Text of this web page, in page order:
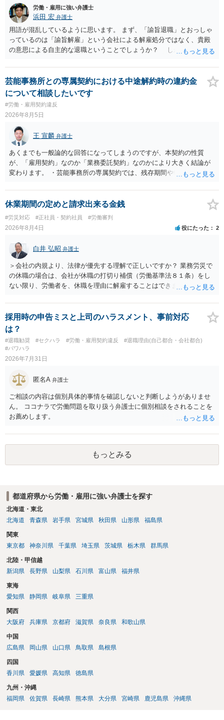
方がいれば一緒に相談してみるといいでしょう。
労働・雇用に強い弁護士
浜田 宏 弁護士
用語が混乱しているように思います。 まず、「諭旨退職」とおっしゃ
っているのは「諭旨解雇」という会社による解雇処分ではなく、貴殿
の意思による自主的な退職ということでしょうか？ しかし、記載さ
す。 その場合、解雇には客観的で合理的な理由が必要であり、かつ
解雇という処分が社会通念上相当と認められない限り、解雇は無効で
す。 結局、貴殿のネット炎上の内容や原因、勤務先に与えた影響な
どを具体的に検討しなければ、何とも申し上げることができません。
また、育児休業法関係の問題もあるかもしれません。 ある程度労働
法に関する専門的な知識が必要な事案ですので、一度、お近くの弁護
士にご相談下さい。
芸能事務所との専属契約における中途解約時の違約金
について相談したいです
#労働・雇用契約違反
2026年8月5日
王 宣麟 弁護士
あくまでも一般論的な回答になってしまうのですが、本契約の性質
が、「雇用契約」なのか「業務委託契約」なのかにより大きく結論が
変わります。 ・芸能事務所の専属契約では、残存期間や報酬額、投下
務上よくあるからといって当然に適法という意味ではなく、実際の損
害との対応関係や合理性が重要です。 ・違約金に上限がなくても、常
に有効になるわけではありません。契約が労働契約に近い実態なら労
基法16条で無効となる余地があり、そうでなくても、金額が事務所の
損害と比べて過大なら無効や減額が争点になります。 ・契約前の修正
交渉は一般的です。 交渉の方向としては、上限額を設ける、実損害ベ
ースにする、算定根拠を明確化する、違約金ではなく「合理的な実
費・未回収費用のみ」に限定する、などが典型です。 ・弁護士に契約
前に契約書の内容をレビューしてもらう価値は十分にあると思われま
す。 争点は、契約類型が雇用か業務委託か、実態として労働者性があ
るか、解除事由が双方にどう定められているか、違約金の算定根拠が
合理的か、という複数論点に分かれます。契約前なら、交渉のパワー
バランスの問題もありますが、修正余地があるうえ、後から争うより
コストを抑えやすいので、資料等を持参の上弁護士に確認されること
をお勧めします。 ・事務所側の解除でも、解除理由によってはタレン
ト側に損害賠償が発生する建付けになっていることはあります。ただ
し、事務所側が一方的に解除したのにタレントへ違約金を課す設計
は、合理性や対価性を欠くとして争いやすいです。逆に、タレント側
の重大な契約違反がある場合は、実損害の範囲で請求される可能性は
あります。
休業期間の定めと請求出来る金銭
#労災対応 #正社員・契約社員 #労働審判
2026年8月4日 役にたった 2
白井 弘昭 弁護士
＞会社の内規より、法律が優先する理解で正しいですか？ 業務労災で
の休職の場合は、会社が休職の打切り補償（労働基準法８１条）をし
ない限り、労働者を、休職を理由に解雇することはできません（労働
期間満了による退職は、業務労災への適用はありませんので、ご安心
ください。 仮に会社が打切り補償をせずに解雇した場合は、不当解雇
に当たります。 ＞労災の休業補償と、所得補償保険の保険金とは別
に、受け取れる金銭はありますでしょうか？ 業務労災の場合は、会社
の安全配慮義務違反が認められると解されますので、会社の損害賠償
責任（治療費、通院慰謝料、入院費、入院慰謝料、後遺障害慰謝料、
災での第三者行為傷害（同僚の不注意等による事故）の場合は、当該
第三者の賠償責任も考えられます。 労災で支払われた分は、損害額か
ら控除（損益相殺）されますが、それを超えた部分は、会社もしく
は、第三者から支払ってもらうことになります。 会社等との交渉が必
要になると思います（良い会社でしたら、自ら話してくると思います
の弁護士にご相談ください。 以上、ご参考まで。
採用時の申告ミスと上司のハラスメント、事前対応
は？
#退職勧奨 #セクハラ #労働・雇用契約違反
#退職理由(自己都合・会社都合)
#パワハラ
2026年7月31日
匿名A 弁護士
ご相談の内容は個別具体的事情を確認しないと判断しようがありませ
ん。 ココナラで労働問題を取り扱う弁護士に個別相談をされることを
お薦めします。
もっとみる
都道府県から労働・雇用に強い弁護士を探す
北海道・東北
北海道
青森県 岩手県 宮城県 秋田県 山形県 福島県
関東
東京都
神奈川県 千葉県 埼玉県 茨城県 栃木県 群馬県
北陸・甲信越
新潟県
長野県 山梨県 石川県 富山県 福井県
東海
愛知県
静岡県 岐阜県 三重県
関西
大阪府
兵庫県 京都府 滋賀県 奈良県 和歌山県
中国
広島県
岡山県 山口県 鳥取県 島根県
四国
香川県
愛媛県 高知県 徳島県
九州・沖縄
福岡県
佐賀県 長崎県 熊本県 大分県 宮崎県 鹿児島県 沖縄県